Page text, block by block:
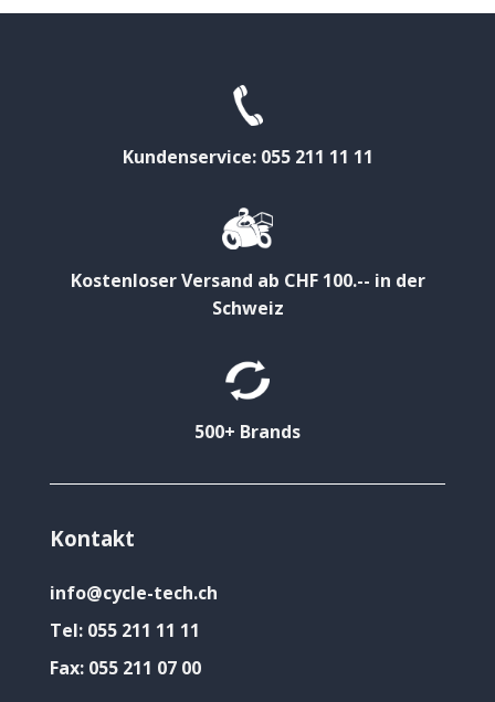
Kundenservice: 055 211 11 11
Kostenloser Versand ab CHF 100.-- in der
Schweiz
500+ Brands
Kontakt
info@cycle-tech.ch
Tel: 055 211 11 11
Fax: 055 211 07 00